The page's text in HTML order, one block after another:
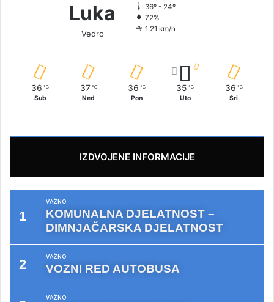
Luka
Vedro
36º - 24º
72%
1.21 km/h
36 ℃
Sub
37 ℃
Ned
36 ℃
Pon
35 ℃
Uto
36 ℃
Sri
IZDVOJENE INFORMACIJE
VAŽNO
KOMUNALNA DJELATNOST –
DIMNJAČARSKA DJELATNOST
VAŽNO
VOZNI RED AUTOBUSA
VAŽNO